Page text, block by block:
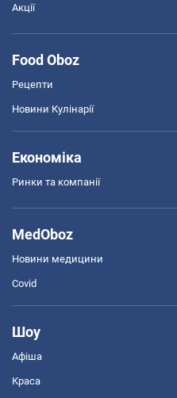
Акції
Food Oboz
Рецепти
Новини Кулінарії
Економіка
Ринки та компанії
MedOboz
Новини медицини
Covid
Шоу
Афіша
Краса